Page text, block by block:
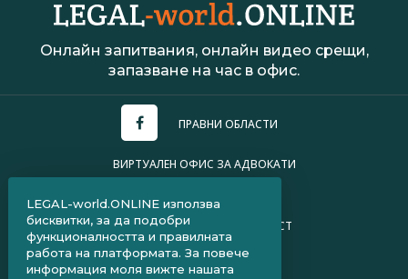
Онлайн запитвания, онлайн видео срещи,
запазване на час в офис.
ПРАВНИ ОБЛАСТИ
ВИРТУАЛЕН ОФИС ЗА АДВОКАТИ
ПОЛИТИКА ЗА ПОВЕРИТЕЛНОСТ
ЧЗВ ЗА КЛИЕНТИ
LEGAL-world.ONLINE използва
бисквитки, за да подобри
функционалността и правилната
работа на платформата. За повече
информация моля вижте нашата